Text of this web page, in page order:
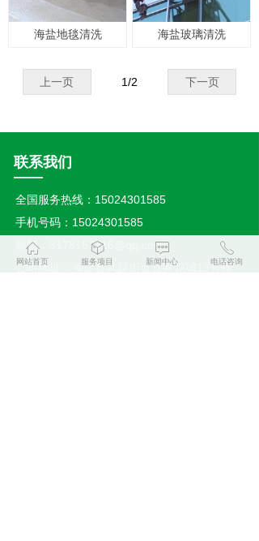
海盐地毯清洗 海盐玻璃清洗
上一页 下一页
1/2
ꀇ
网站首页
ꁦ
服务项目
ꁳ
新闻中心
ꂅ
电话咨询
联系我们
——
全国服务热线：15024301585
手机号码：15024301585
邮箱：3178167116@qq.com
公司地址：海盐县武原街道宜家花城13号楼